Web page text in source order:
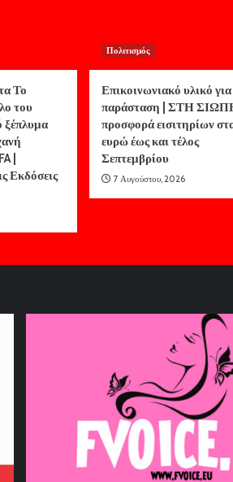
Το
του
ξέπλυμα
|
Εκδόσεις
Πολιτισμός
Επικοινωνιακό υλικό
παράσταση | ΣΤΗ
προσφορά εισιτηρίων
ευρώ έως και τέλος
Σεπτεμβρίου
7 Αυγούστου, 2026